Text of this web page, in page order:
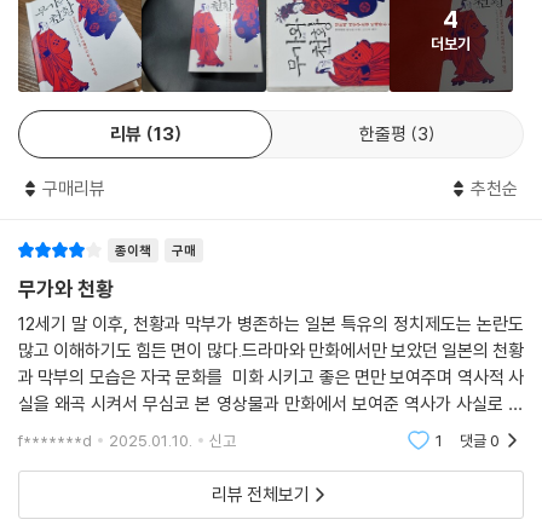
옭아매는 기미정책을 지렛대로 삼아 착착 달성되었다. 하지만 그러한 천황
을 중심으로 하는 율령제적 원리의 부활을 통해서만, 히데요시의 통일이
이루어질 수 있었던 사실은 일본 무가정권 역사상, 이른바 봉건제의 발달
사에 심각한 어두운 그림자를 드리우는 것이기도 하였다.
--- p.136
히데요시가 구상하고 만든 일본의 국제는 그 최고위에 항상 천황이 존재한
제적 원리가 관철되고 있음이 분명하다. 히데요시의 통일 정권을 일종의
‘왕정복고’라고 평가하는 이유이다.
--- p.162
그렇다면 이에야스가 두려워하고 경계한 것은 무엇인가. 그것은 히데요리
관백 취임이 아니라 바로 마사무네가 우려하는 것처럼, 누군가가 히데요리
를 등에 업고 모반을 꾀하는 것 바로 그것이었다. 게다가 그 누군가가 존재
하고 있음을 짐작할 수 있었고, 나아가 이에야스의 간담을 서늘하게 하는
사건이나 상황이 잇따라 일어나고 있었다. 세키가하라 전투 이후에 도요토
미 직계 다이묘를 우대하지 않을 수 없었던 딜레마가, 이런 곳에도 영향을
총 8장으로 구성된 이 책은 가마쿠라막부부터 메이지유신 전까지 이어진
막부를 둘러싼 실력가들의 다툼과 전쟁, 막부와 천황과의 정치적 줄다리기
등을 시대순으로 배열하면서, 사건의 주인공들이 주고받은 편지, 그들이
남긴 일기 등 인용 사료를 통해 그 시대와 인물들을 구체적이면서도 입체
적으로 바라볼 수 있는 시각을 제시한다. 아울러, 도요토미 히데요시와 도
모습을 보여주는 것을 비교하면서 결국 천황제가 공존할 수 있었던 이유에
이 책은 독자들로 하여금 ‘천황제’를 둘러싼 여러 역사적 사건들을 총체적
으로 이해하고 아우르며 현존하는 천황제도에 대한 여러 생각들을 정리하
고 의문을 던지는 데 도움을 주는 책이다. 역자도 「옮긴이 후기」에서 밝혔
듯, 저자의 서술만 정설이 아니고 이 책과 비슷한 주제로 다양한 학자들의
해석이 나오고 있다. 하지만 역사는 해석하는 자의 몫이라고 볼 수 있듯이,
일본사와 일본의 정치제도를 제대로 이해하고 싶은 독자들에게는 손에서
한국 독자에게 주는 시사점은?
4
더보기
리뷰 13 한줄평 3
구매리뷰 추천순
종이책 구매
무가와 천황
12세기 말 이후, 천황과 막부가 병존하는 일본 특유의 정치제도는 논란도
많고 이해하기도 힘든 면이 많다.드라마와 만화에서만 보았던 일본의 천황
과 막부의 모습은 자국 문화를 미화 시키고 좋은 면만 보여주며 역사적 사
실을 왜곡 시켜서 무심코 본 영상물과 만화에서 보여준 역사가 사실로 인
식 되고 있다.총 8장으로 구성된 이 책은 가마쿠라막부부터 메이지유신 전
f*******d 2025.01.10. 신고 1 댓글0
리뷰 전체보기